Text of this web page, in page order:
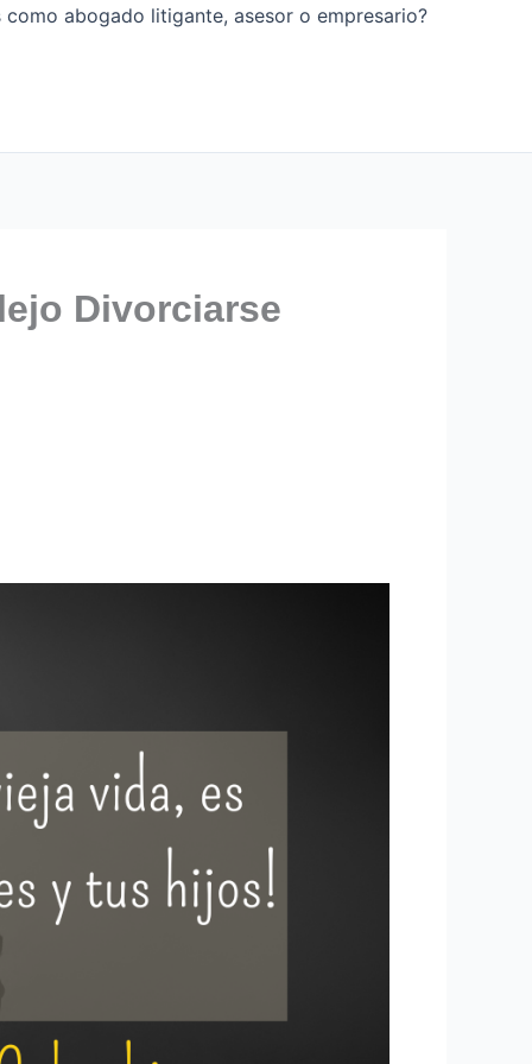
abogado litigante, asesor o empresario?
Divorciarse